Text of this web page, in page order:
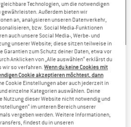
+1
) 5.0(5)
ML Hooded Jacket -
Technologien, um die notwendigen
Außerdem bieten wir
an, analysieren unseren Datenverkehr,
bzw. Social Media-Funktionen
auch unsere Social Media-, Werbe- und
unserer Website; diese sitzen teilweise in
Garantien zum Schutz deiner Daten, etwa vor
Anklicken von „Alle auswählen“ erklärst du
wir so verfahren.Wenn du keine Cookies mit
Cookie akzeptieren möchtest, dann
Cookie Einstellungen aber auch jederzeit in
einzelne Kategorien auswählen. Deine
dieser Website nicht notwendig und
im unteren Bereich unserer
vergeben werden. Weitere Informationen,
findest du in unseren